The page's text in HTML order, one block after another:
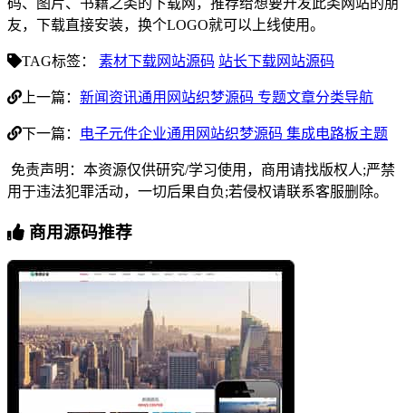
码、图片、书籍之类的下载网，推荐给想要开发此类网站的朋
友，下载直接安装，换个LOGO就可以上线使用。
TAG标签： 素材下载网站源码 站长下载网站源码
上一篇： 新闻资讯通用网站织梦源码 专题文章分类导航
下一篇： 电子元件企业通用网站织梦源码 集成电路板主题
免责声明：本资源仅供研究/学习使用，商用请找版权人;严禁
用于违法犯罪活动，一切后果自负;若侵权请联系客服删除。
商用源码推荐